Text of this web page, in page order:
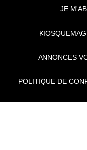
JE
ANNONCES
POLITIQUE DE